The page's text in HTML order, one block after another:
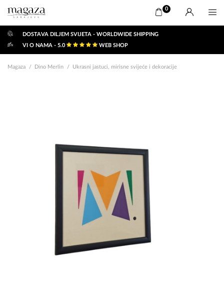
0
DOSTAVA DILJEM SVIJETA - WORLDWIDE SHIPPING
VI O NAMA - 5.0
WEB SHOP
Magaza Dino Merlin Ukrasni jastuci, mirisne svijeće i dekoracije